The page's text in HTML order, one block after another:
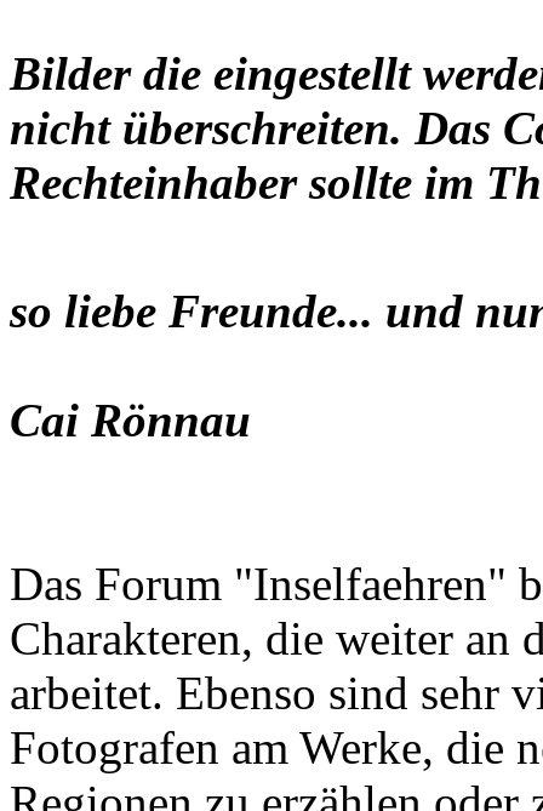
Bilder die eingestellt
nicht überschreiten. Das
Rechteinhaber sollte im
so liebe Freunde... und
Cai Rönnau
Das Forum "Inselfaehren"
Charakteren, die weiter an
arbeitet. Ebenso sind sehr
Fotografen am Werke, die